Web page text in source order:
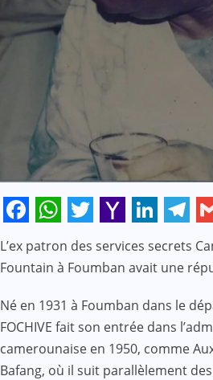
Facebook
WhatsApp
Twitter
Yahoo
Mail
L’ex patron des services secrets
Fountain à Foumban avait une
Né en 1931 à Foumban dans le
FOCHIVE fait son entrée dans
camerounaise en 1950, comme
Bafang, où il suit parallèlement